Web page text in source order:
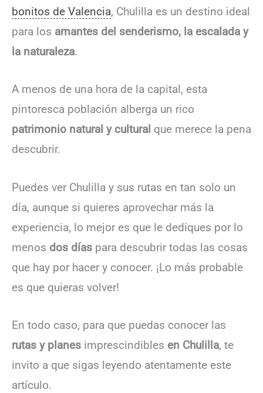
bonitos de Valencia, Chulilla es un destino ideal
para los amantes del senderismo, la escalada y
la naturaleza.
A menos de una hora de la capital, esta
pintoresca población alberga un rico
patrimonio natural y cultural que merece la pena
descubrir.
Puedes ver Chulilla y sus rutas en tan solo un
día, aunque si quieres aprovechar más la
experiencia, lo mejor es que le dediques por lo
menos dos días para descubrir todas las cosas
que hay por hacer y conocer. ¡Lo más probable
es que quieras volver!
En todo caso, para que puedas conocer las
rutas y planes imprescindibles en Chulilla, te
invito a que sigas leyendo atentamente este
artículo.